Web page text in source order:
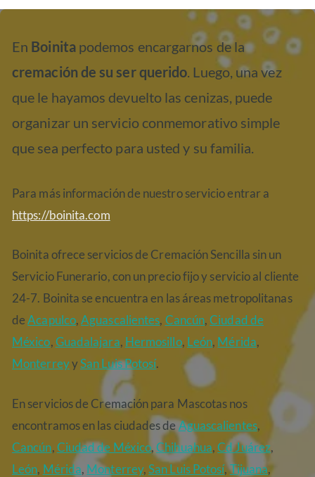
En Boinita podemos encargarnos de la
cremación de su ser querido. Luego, una vez
que le hayamos devuelto las cenizas, puede
organizar un servicio conmemorativo simple
que sea perfecto para usted y su familia.
Para más información de nuestro servicio entrar a
https://boinita.com
Boinita ofrece servicios de Cremación Sencilla sin un
Servicio Funerario, con un precio fijo y servicio al cliente
24-7. Boinita se encuentra en las áreas metropolitanas
deAcapulco,Aguascalientes, Cancún,Ciudad de
México,Guadalajara, Hermosillo, León, Mérida,
MonterreyySan Luis Potosí.
En servicios de Cremación para Mascotas nos
encontramos en las ciudades deAguascalientes,
Cancún,Ciudad de México,Chihuahua,Cd Juárez,
León, Mérida, Monterrey,San Luis Potosí,Tijuana,